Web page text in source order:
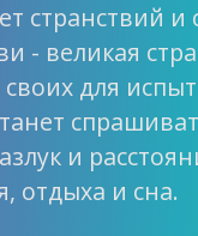
странствий и
- великая
для
и
отдыха и сна.